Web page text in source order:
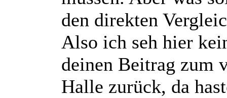
den direkten
Also ich seh hier
deinen Beitrag zum
Halle zurück, da